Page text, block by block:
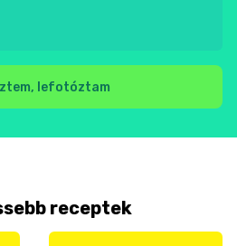
lefotóztam
receptek